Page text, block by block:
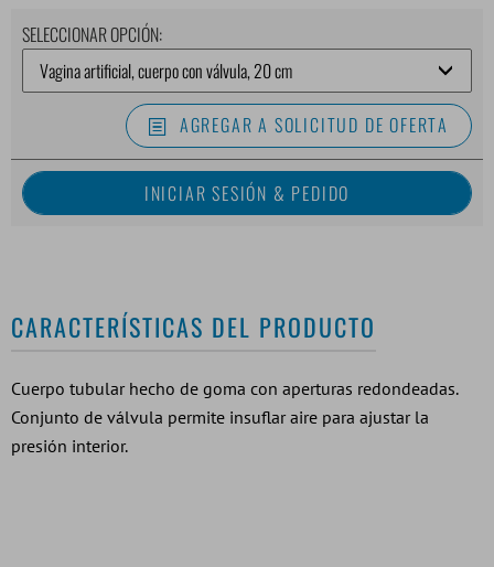
SELECCIONAR OPCIÓN:
AGREGAR A SOLICITUD DE OFERTA
CARACTERÍSTICAS DEL PRODUCTO
Cuerpo tubular hecho de goma con aperturas redondeadas.
Conjunto de válvula permite insuflar aire para ajustar la
presión interior.